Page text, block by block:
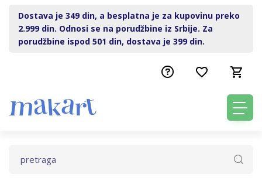
Dostava je 349 din, a besplatna je za kupovinu preko
2.999 din. Odnosi se na porudžbine iz Srbije. Za
porudžbine ispod 501 din, dostava je 399 din.